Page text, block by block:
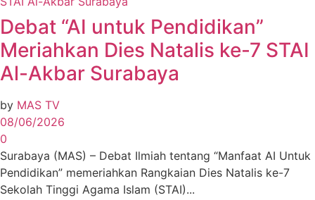
Debat “AI untuk Pendidikan”
Meriahkan Dies Natalis ke-7 STAI
Al-Akbar Surabaya
by MAS TV
08/06/2026
0
Surabaya (MAS) – Debat Ilmiah tentang “Manfaat AI Untuk
Pendidikan” memeriahkan Rangkaian Dies Natalis ke-7
Sekolah Tinggi Agama Islam (STAI)...